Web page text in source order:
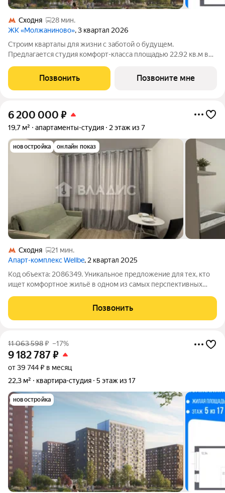
Сходня
28 мин.
ЖК «Молжаниново», 3 квартал 2026
Строим кварталы для жизни с заботой о будущем.
Предлагается студия комфорт-класса площадью 22.92 кв.м в
"Молжаниново".Для тех, кто ценит время, предлагаем сделать
готовую отделку: поклеим обои
Позвонить Позвоните мне
6 200 000 ₽
19,7 м² апартаменты-студия 2 этаж из 7
новостройка онлайн показ
Сходня
21 мин.
Апарт-комплекс Wellbe, 2 квартал 2025
Код объекта: 2086349. Уникальное предложение для тех, кто
ищет комфортное жильё в одном из самых перспективных
современном монолитном доме, построенном в 2024 году, по
адресу: Зеленоград, улица
Позвонить
11 063 598₽ –17%
9 182 787₽
от 39 744 ₽ в месяц
22,3 м²
квартира-студия 5 этаж из 17
новостройка